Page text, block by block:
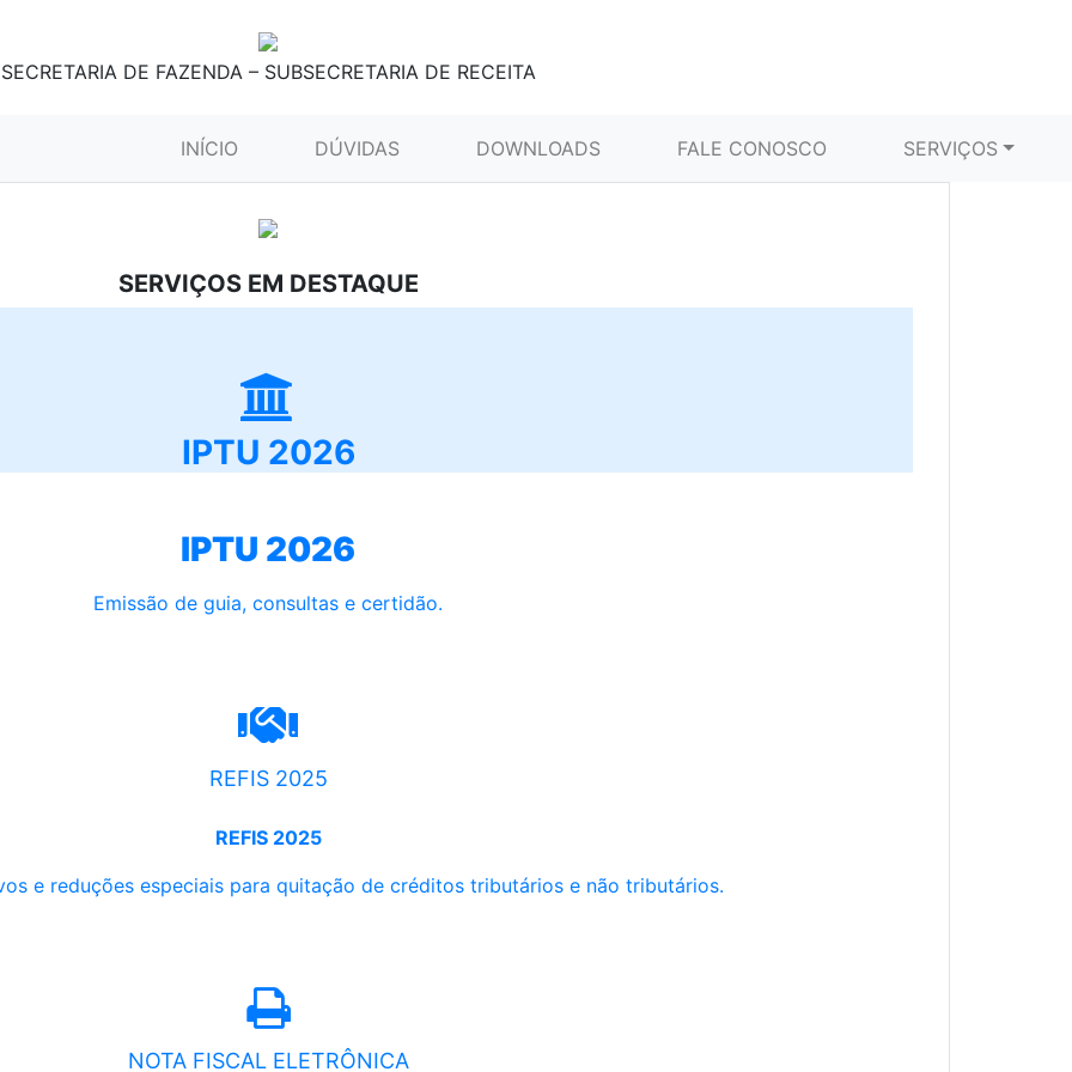
SECRETARIA DE FAZENDA – SUBSECRETARIA DE RECEITA
INÍCIO (CURRENT)DÚVIDAS DOWNLOADS FALE CONOSCO SERVIÇOS
SERVIÇOS EM DESTAQUE
IPTU 2026
IPTU 2026
Emissão de guia, consultas e certidão.
REFIS 2025
REFIS 2025
e reduções especiais para quitação de créditos tributários e não tributários.
NOTA FISCAL ELETRÔNICA